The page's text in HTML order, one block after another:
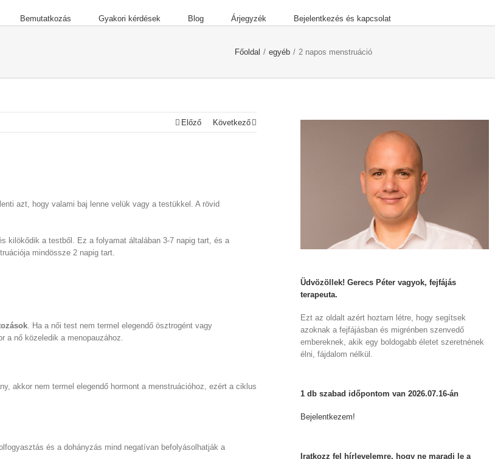
Bemutatkozás Gyakori kérdések Blog Árjegyzék Bejelentkezés és kapcsolat
Főoldal / egyéb / 2 napos menstruáció
Előző Következő
azt, hogy valami baj lenne velük vagy a testükkel. A rövid
kilökődik a testből. Ez a folyamat általában 3-7 napig tart, és a
mindössze 2 napig tart.
. Ha a női test nem termel elegendő ösztrogént vagy
a nő közeledik a menopauzához.
akkor nem termel elegendő hormont a menstruációhoz, ezért a ciklus
és a dohányzás mind negatívan befolyásolhatják a
Üdvözöllek! Gerecs Péter vagyok, fejfájás
terapeuta.
Ezt az oldalt azért hoztam létre, hogy segítsek
azoknak a fejfájásban és migrénben szenvedő
embereknek, akik egy boldogabb életet szeretnének
élni, fájdalom nélkül.
1 db szabad időpontom van 2026.07.16-án
Bejelentkezem!
Iratkozz fel hírlevelemre, hogy ne maradj le a